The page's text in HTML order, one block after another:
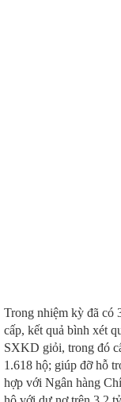
Trong nhiệm kỳ đã có
cấp, kết quả bình xét
SXKD giỏi, trong đó
1.618 hộ; giúp đỡ hỗ
hợp với Ngân hàng